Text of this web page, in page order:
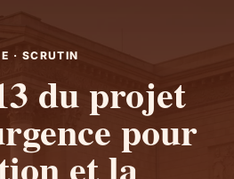
· SCRUTIN
du projet
pour
et la